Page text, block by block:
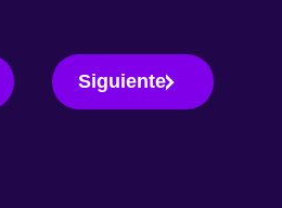
Siguiente